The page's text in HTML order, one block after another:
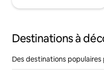
Destinations à
Des destinations